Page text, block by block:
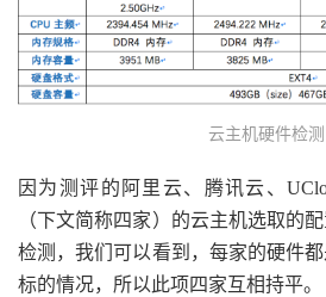
云主机硬件检测
因为测评的阿里云、腾讯云、
（下文简称四家）的云主机选取的
检测，我们可以看到，每家的硬件
标的情况，所以此项四家互相持平。